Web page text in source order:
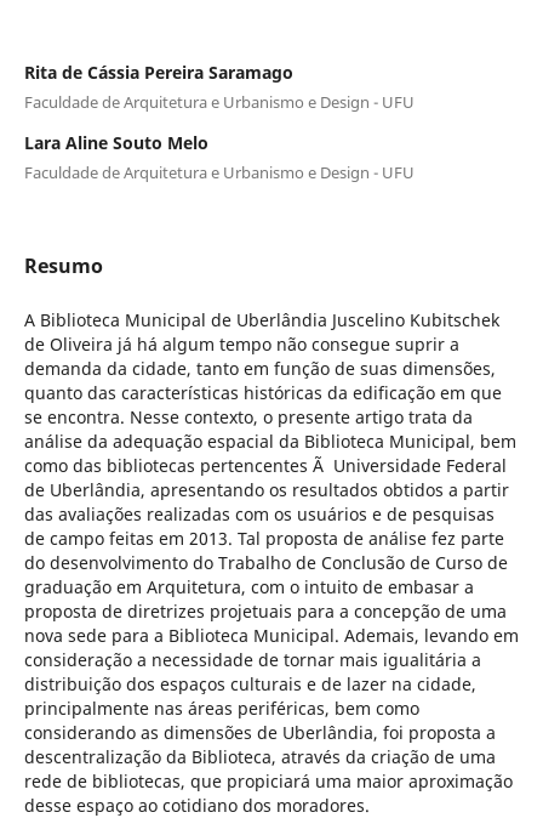
Rita de Cássia Pereira Saramago
Faculdade de Arquitetura e Urbanismo e Design - UFU
Lara Aline Souto Melo
Faculdade de Arquitetura e Urbanismo e Design - UFU
Resumo
A Biblioteca Municipal de Uberlândia Juscelino Kubitschek
de Oliveira já há algum tempo não consegue suprir a
demanda da cidade, tanto em função de suas dimensões,
quanto das características históricas da edificação em que
se encontra. Nesse contexto, o presente artigo trata da
análise da adequação espacial da Biblioteca Municipal, bem
como das bibliotecas pertencentes Ã Universidade Federal
de Uberlândia, apresentando os resultados obtidos a partir
das avaliações realizadas com os usuários e de pesquisas
de campo feitas em 2013. Tal proposta de análise fez parte
do desenvolvimento do Trabalho de Conclusão de Curso de
graduação em Arquitetura, com o intuito de embasar a
proposta de diretrizes projetuais para a concepção de uma
nova sede para a Biblioteca Municipal. Ademais, levando em
consideração a necessidade de tornar mais igualitária a
distribuição dos espaços culturais e de lazer na cidade,
principalmente nas áreas periféricas, bem como
considerando as dimensões de Uberlândia, foi proposta a
descentralização da Biblioteca, através da criação de uma
rede de bibliotecas, que propiciará uma maior aproximação
desse espaço ao cotidiano dos moradores.